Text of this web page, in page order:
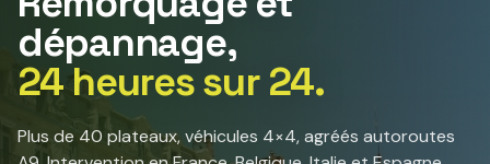
dépannage,
24 heures sur 24.
Plus de 40 plateaux, véhicules 4×4, agréés autoroutes